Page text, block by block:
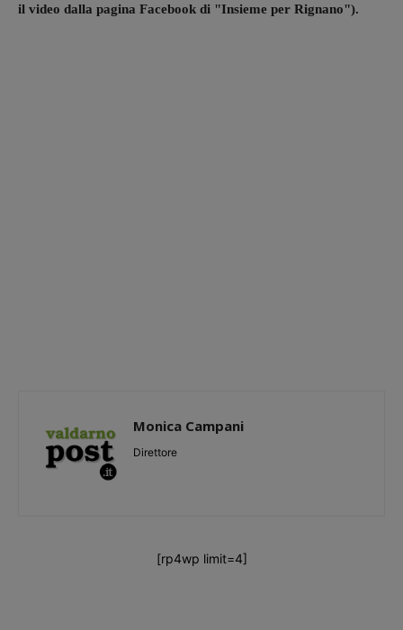
il video dalla pagina Facebook di "Insieme per Rignano").
Monica Campani
Direttore
[rp4wp limit=4]